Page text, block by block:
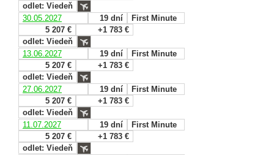
odlet: Viedeň
30.05.2027
19 dní
First Minute
5 207 €
+1 783 €
odlet: Viedeň
13.06.2027
19 dní
First Minute
5 207 €
+1 783 €
odlet: Viedeň
27.06.2027
19 dní
First Minute
5 207 €
+1 783 €
odlet: Viedeň
11.07.2027
19 dní
First Minute
5 207 €
+1 783 €
odlet: Viedeň